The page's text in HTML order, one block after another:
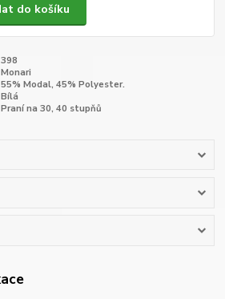
do košíku
398
Monari
55% Modal, 45% Polyester.
Bílá
Praní na 30, 40 stupňů